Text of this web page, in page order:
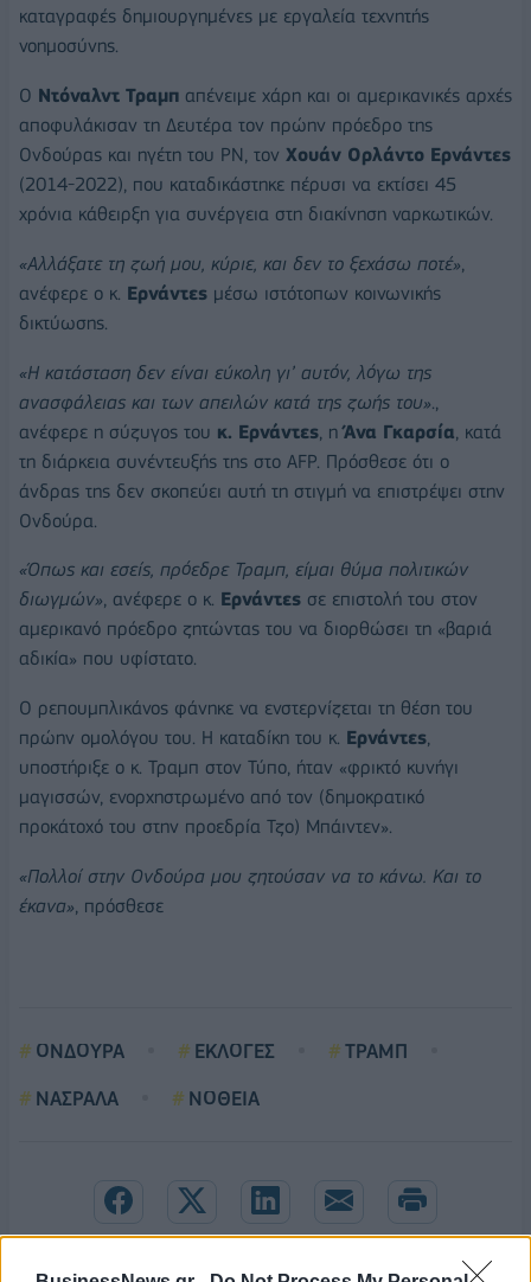
καταγραφές δημιουργημένες με εργαλεία τεχνητής
νοημοσύνης.
Ο Ντόναλντ Τραμπ απένειμε χάρη και οι αμερικανικές αρχές
αποφυλάκισαν τη Δευτέρα τον πρώην πρόεδρο της
Ονδούρας και ηγέτη του PN, τον Χουάν Ορλάντο Ερνάντες
(2014-2022), που καταδικάστηκε πέρυσι να εκτίσει 45
χρόνια κάθειρξη για συνέργεια στη διακίνηση ναρκωτικών.
«Αλλάξατε τη ζωή μου, κύριε, και δεν το ξεχάσω ποτέ»,
ανέφερε ο κ. Ερνάντες μέσω ιστότοπων κοινωνικής
δικτύωσης.
«Η κατάσταση δεν είναι εύκολη γι’ αυτόν, λόγω της
ανασφάλειας και των απειλών κατά της ζωής του».,
ανέφερε η σύζυγος του κ. Ερνάντες , ηΆνα Γκαρσία , κατά
τη διάρκεια συνέντευξής της στο AFP. Πρόσθεσε ότι ο
άνδρας της δεν σκοπεύει αυτή τη στιγμή να επιστρέψει στην
Ονδούρα.
«Όπως και εσείς, πρόεδρε Τραμπ, είμαι θύμα πολιτικών
διωγμών», ανέφερε ο κ. Ερνάντες σε επιστολή του στον
αμερικανό πρόεδρο ζητώντας του να διορθώσει τη «βαριά
αδικία» που υφίστατο.
Ο ρεπουμπλικάνος φάνηκε να ενστερνίζεται τη θέση του
πρώην ομολόγου του. Η καταδίκη του κ. Ερνάντες,
υποστήριξε ο κ. Τραμπ στον Τύπο, ήταν «φρικτό κυνήγι
μαγισσών, ενορχηστρωμένο από τον (δημοκρατικό
προκάτοχό του στην προεδρία Τζο) Μπάιντεν».
«Πολλοί στην Ονδούρα μου ζητούσαν να το κάνω. Και το
έκανα», πρόσθεσε
ΟΝΔΟΥΡΑ ΕΚΛΟΓΕΣ
ΤΡΑΜΠ
ΝΑΣΡΑΛΑ
ΝΟΘΕΙΑ